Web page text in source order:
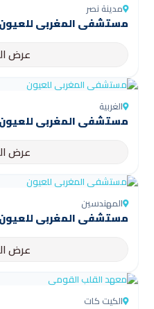
مدينة نصر
مستشفى المغربي للعيون
عرض
الغربية
مستشفى المغربي للعيون
عرض
المهندسين
مستشفى المغربي للعيون
عرض
الكيت كات